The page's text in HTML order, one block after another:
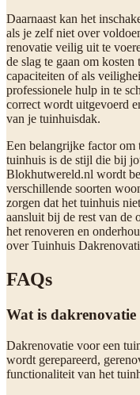
Daarnaast kan het
als je zelf niet over
renovatie veilig uit te
de slag te gaan om
capaciteiten of als
professionele hulp in te
correct wordt uitgevoerd
van je tuinhuisdak.
Een belangrijke factor om
tuinhuis is de stijl die bij
Blokhutwereld.nl wordt
verschillende soorten
zorgen dat het tuinhuis
aansluit bij de rest van de
het renoveren en
over Tuinhuis
FAQs
Wat is
Dakrenovatie voor een
wordt gerepareerd,
functionaliteit van het